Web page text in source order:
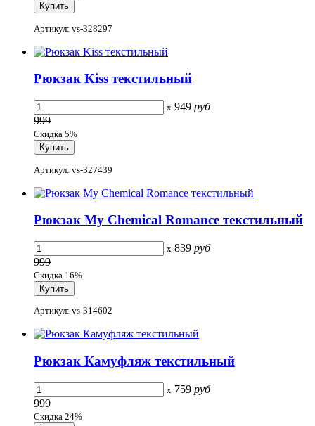
Артикул: vs-328297
Рюкзак Kiss текстильный
x 949 руб
999
Скидка 5%
Артикул: vs-327439
Рюкзак My Chemical Romance текстильный
x 839 руб
999
Скидка 16%
Артикул: vs-314602
Рюкзак Камуфляж текстильный
x 759 руб
999
Скидка 24%